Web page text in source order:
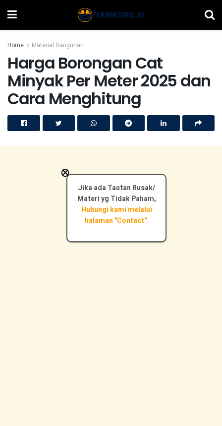
Home Material Bangunan
Harga Borongan Cat
Minyak Per Meter 2025 dan
Cara Menghitung
Jika ada Tautan Rusak/
Materi yg Tidak Paham,
Hubungi kami melalui
halaman "Contact".
×